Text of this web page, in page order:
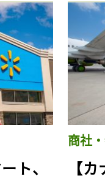
ト、
商社
【